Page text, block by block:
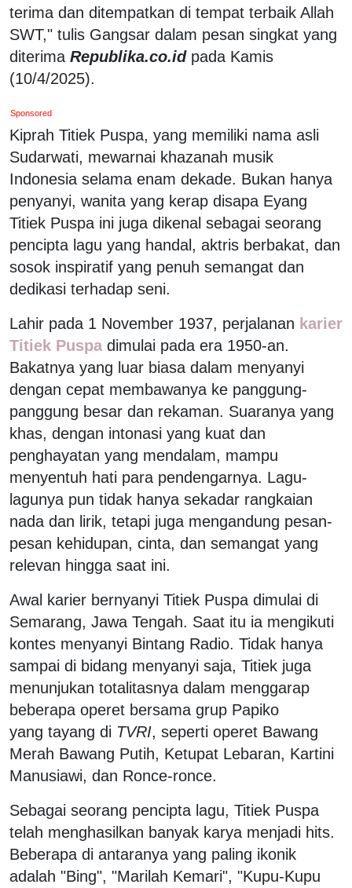
terima dan ditempatkan di tempat terbaik Allah
SWT," tulis Gangsar dalam pesan singkat yang
diterima Republika.co.id pada Kamis
(10/4/2025).
Sponsored
Kiprah Titiek Puspa, yang memiliki nama asli
Sudarwati, mewarnai khazanah musik
Indonesia selama enam dekade. Bukan hanya
penyanyi, wanita yang kerap disapa Eyang
Titiek Puspa ini juga dikenal sebagai seorang
pencipta lagu yang handal, aktris berbakat, dan
sosok inspiratif yang penuh semangat dan
dedikasi terhadap seni.
Lahir pada 1 November 1937, perjalanan karier
Titiek Puspa dimulai pada era 1950-an.
Bakatnya yang luar biasa dalam menyanyi
dengan cepat membawanya ke panggung-
panggung besar dan rekaman. Suaranya yang
khas, dengan intonasi yang kuat dan
penghayatan yang mendalam, mampu
menyentuh hati para pendengarnya. Lagu-
lagunya pun tidak hanya sekadar rangkaian
nada dan lirik, tetapi juga mengandung pesan-
pesan kehidupan, cinta, dan semangat yang
relevan hingga saat ini.
Awal karier bernyanyi Titiek Puspa dimulai di
Semarang, Jawa Tengah. Saat itu ia mengikuti
kontes menyanyi Bintang Radio. Tidak hanya
sampai di bidang menyanyi saja, Titiek juga
menunjukan totalitasnya dalam menggarap
beberapa operet bersama grup Papiko
yang tayang di TVRI, seperti operet Bawang
Merah Bawang Putih, Ketupat Lebaran, Kartini
Manusiawi, dan Ronce-ronce.
Sebagai seorang pencipta lagu, Titiek Puspa
telah menghasilkan banyak karya menjadi hits.
Beberapa di antaranya yang paling ikonik
adalah "Bing", "Marilah Kemari", "Kupu-Kupu